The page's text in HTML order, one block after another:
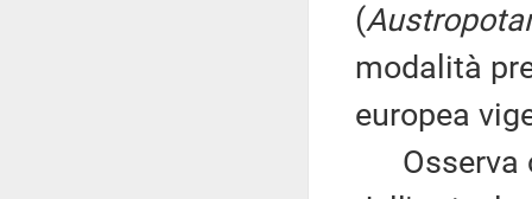
(
modalità
europea
Osserva